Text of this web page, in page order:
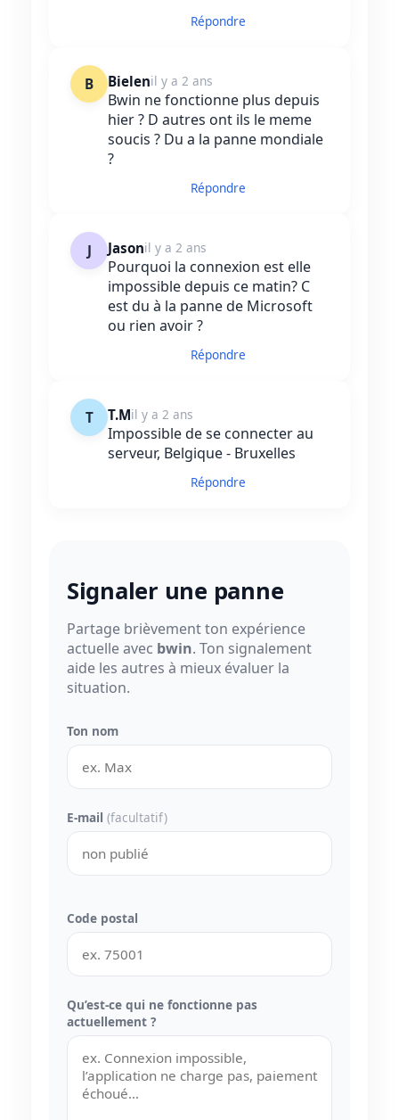
Répondre
B Bielenil y a 2 ans
Bwin ne fonctionne plus depuis
hier ? D autres ont ils le meme
soucis ? Du a la panne mondiale
?
Répondre
J Jasonil y a 2 ans
Pourquoi la connexion est elle
impossible depuis ce matin? C
est du à la panne de Microsoft
ou rien avoir ?
Répondre
T T.Mil y a 2 ans
Impossible de se connecter au
serveur, Belgique - Bruxelles
Répondre
Signaler une panne
Partage brièvement ton expérience
actuelle avec bwin. Ton signalement
aide les autres à mieux évaluer la
situation.
Ton nom
E-mail (facultatif)
Code postal
Qu’est-ce qui ne fonctionne pas
actuellement ?